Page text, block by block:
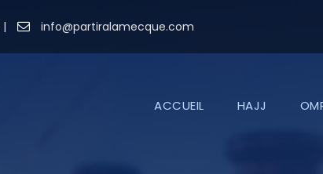
| info@partiralamecque.com
ACCUEIL HAJJ